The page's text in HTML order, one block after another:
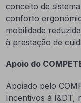
conceito de
conforto
mobilidade
à prestação de
Apoio do
Apoiado pelo
Incentivos à I&DT,